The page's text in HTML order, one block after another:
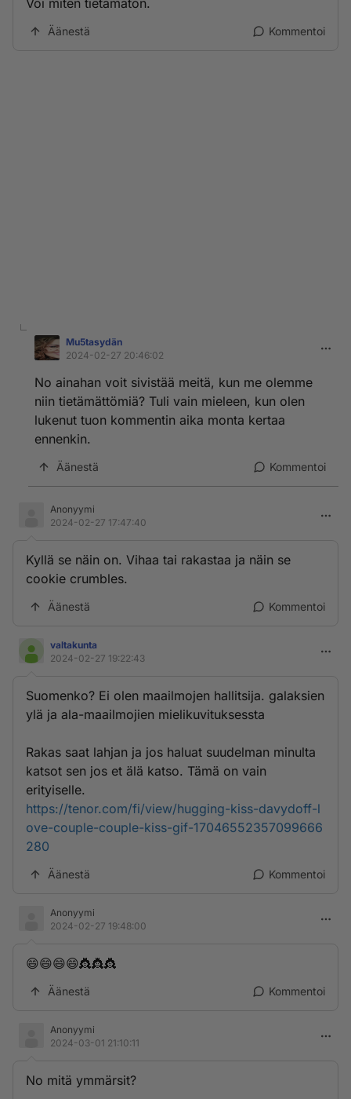
Voi miten tietämätön.
Äänestä Kommentoi
Mu5tasydän
2024-02-27 20:46:02
No ainahan voit sivistää meitä, kun me olemme
niin tietämättömiä? Tuli vain mieleen, kun olen
lukenut tuon kommentin aika monta kertaa
ennenkin.
Äänestä Kommentoi
Anonyymi
2024-02-27 17:47:40
Kyllä se näin on. Vihaa tai rakastaa ja näin se
cookie crumbles.
Äänestä Kommentoi
valtakunta
2024-02-27 19:22:43
Suomenko? Ei olen maailmojen hallitsija. galaksien
ylä ja ala-maailmojien mielikuvituksessta
Rakas saat lahjan ja jos haluat suudelman minulta
katsot sen jos et älä katso. Tämä on vain
erityiselle.
https://tenor.com/fi/view/hugging-kiss-davydoff-l
ove-couple-couple-kiss-gif-17046552357099666
280
Äänestä Kommentoi
Anonyymi
2024-02-27 19:48:00
😄😄😄😄👸👸👸
Äänestä Kommentoi
Anonyymi
2024-03-01 21:10:11
No mitä ymmärsit?